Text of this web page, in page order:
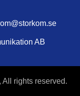
AB
rights reserved.